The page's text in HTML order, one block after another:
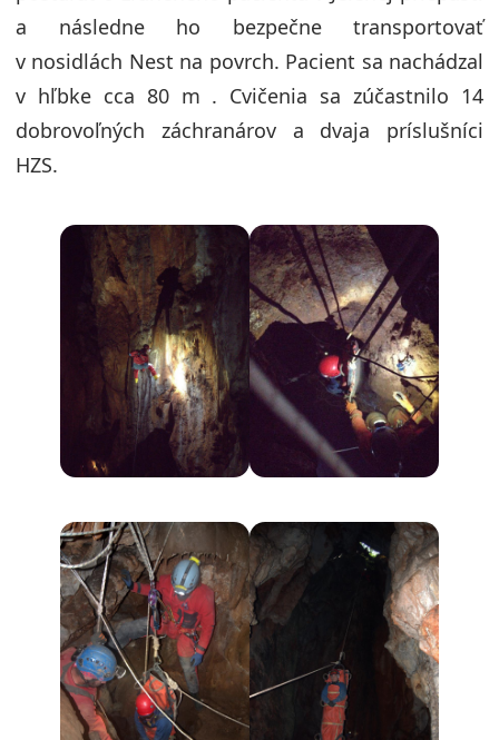
a následne ho bezpečne transportovať
v nosidlách Nest na povrch. Pacient sa nachádzal
v hľbke cca 80 m . Cvičenia sa zúčastnilo 14
dobrovoľných záchranárov a dvaja príslušníci
HZS.